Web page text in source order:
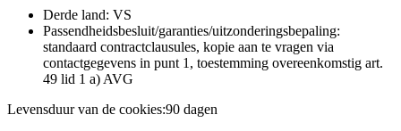
Derde land: VS
Passendheidsbesluit/garanties/uitzonderingsbepaling:
standaard contractclausules, kopie aan te vragen via
contactgegevens in punt 1, toestemming overeenkomstig art.
49 lid 1 a) AVG
Levensduur van de cookies:90 dagen